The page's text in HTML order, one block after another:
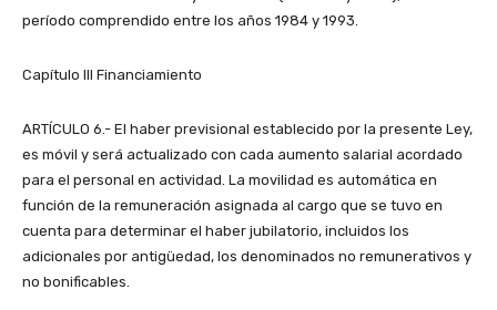
período comprendido entre los años 1984 y 1993.
Capítulo III Financiamiento
ARTÍCULO 6.- El haber previsional establecido por la presente Ley,
es móvil y será actualizado con cada aumento salarial acordado
para el personal en actividad. La movilidad es automática en
función de la remuneración asignada al cargo que se tuvo en
cuenta para determinar el haber jubilatorio, incluidos los
adicionales por antigüedad, los denominados no remunerativos y
no bonificables.